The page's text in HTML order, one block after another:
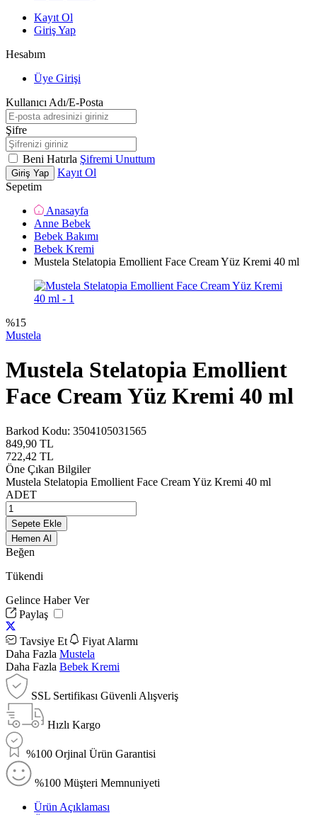
Kayıt Ol
Giriş Yap
Hesabım
Üye Girişi
Kullanıcı Adı/E-Posta
Şifre
Beni Hatırla Şifremi Unuttum
Giriş Yap
Kayıt Ol
Sepetim
Anasayfa
Anne Bebek
Bebek Bakımı
Bebek Kremi
Mustela Stelatopia Emollient Face Cream Yüz Kremi 40 ml
%15
Mustela
Mustela Stelatopia Emollient
Face Cream Yüz Kremi 40 ml
Barkod Kodu: 3504105031565
849,90 TL
722,42 TL
Öne Çıkan Bilgiler
Mustela Stelatopia Emollient Face Cream Yüz Kremi 40 ml
ADET
Sepete Ekle
Hemen Al
Beğen
Tükendi
Gelince Haber Ver
Paylaş
Tavsiye Et
Fiyat Alarmı
Daha Fazla Mustela
Daha Fazla Bebek Kremi
SSL Sertifikası Güvenli Alışveriş
Hızlı Kargo
%100 Orjinal Ürün Garantisi
%100 Müşteri Memnuniyeti
Ürün Açıklaması